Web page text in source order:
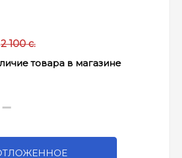
товара в магазине
2 100 c.
−